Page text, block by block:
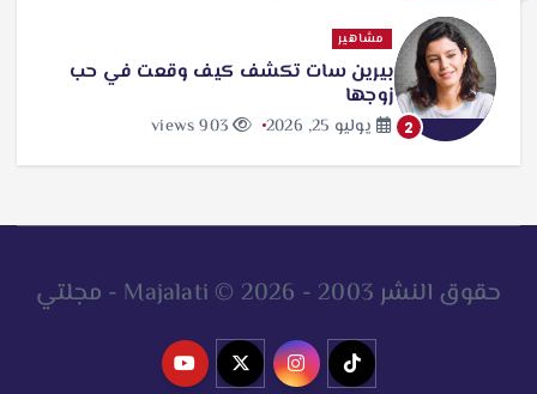
2
مشاهير
بيرين سات تكشف كيف وقعت في حب
زوجها
يوليو 25, 2026 903 views
حقوق النشر 2003 - 2026 © Majalati - مجلتي